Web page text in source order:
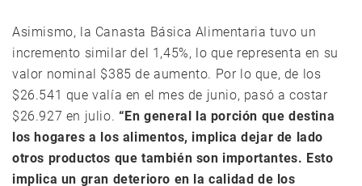
Asimismo, la Canasta Básica Alimentaria tuvo un
incremento similar del 1,45%, lo que representa en su
valor nominal $385 de aumento. Por lo que, de los
$26.541 que valía en el mes de junio, pasó a costar
$26.927 en julio. “En general la porción que destina
los hogares a los alimentos, implica dejar de lado
otros productos que también son importantes. Esto
implica un gran deterioro en la calidad de los